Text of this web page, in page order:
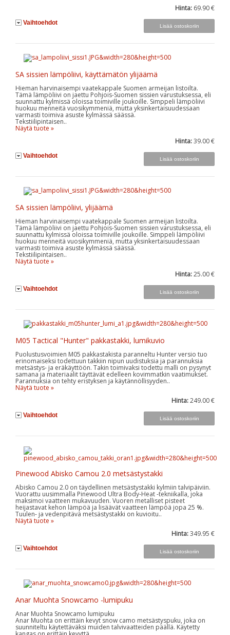
Hinta: 69.90 €
Vaihtoehdot
SA sissien lämpöliivi, käyttämätön ylijäämä
Hieman harvinaisempi vaatekappale Suomen armeijan listoilta.
Tämä lämpöliivi on jaettu Pohjois-Suomen sissien varustuksessa, eli
suunnattu kylmissä oloissa toimiville joukoille. Simppeli lämpöliivi
huokuu menneitä vuosikymmeniä, mutta yksinkertaisuudessaan
varmasti toimiva asuste kylmässä säässä.
Tekstiilipintaisen..
Näytä tuote »
Hinta:39.00 €
Vaihtoehdot
SA sissien lämpöliivi, ylijäämä
Hieman harvinaisempi vaatekappale Suomen armeijan listoilta.
Tämä lämpöliivi on jaettu Pohjois-Suomen sissien varustuksessa, eli
suunnattu kylmissä oloissa toimiville joukoille. Simppeli lämpöliivi
huokuu menneitä vuosikymmeniä, mutta yksinkertaisuudessaan
varmasti toimiva asuste kylmässä säässä.
Tekstiilipintaisen..
Näytä tuote »
Hinta:25.00 €
Vaihtoehdot
M05 Tactical "Hunter" pakkastakki, lumikuvio
Puolustusvoimien M05 pakkastakista paranneltu Hunter versio tuo
erinomaiseksi todettuun takkiin nipun uudistuksia ja parannuksia
metsästys- ja eräkäyttöön. Takin toimivaksi todettu malli on pysynyt
samana ja materiaalit täyttävät edelleen kovimmatkin vaatimukset.
Parannuksia on tehty eristyksen ja käytännöllisyyden..
Näytä tuote »
Hinta:249.00 €
Vaihtoehdot
Pinewood Abisko Camou 2.0 metsästystakki
Abisko Camou 2.0 on täydellinen metsästystakki kylmiin talvipäiviin.
Vuorattu uusimmalla Pinewood Ultra Body-Heat -tekniikalla, joka
maksimoi vaatteen mukavuuden. Vuoren metalliset pisteet
heijastavat kehon lämpöä ja lisäävät vaatteen lämpöä jopa 25 %.
Tuulen- ja vedenpitävä metsästystakki on kuvioitu..
Näytä tuote »
Hinta:349.95 €
Vaihtoehdot
Anar Muohta Snowcamo -lumipuku
Anar Muohta Snowcamo lumipuku
Anar Muohta on erittäin kevyt snow camo metsästyspuku, joka on
suunniteltu käytettäväksi muiden talvivaatteiden päällä. Käytetty